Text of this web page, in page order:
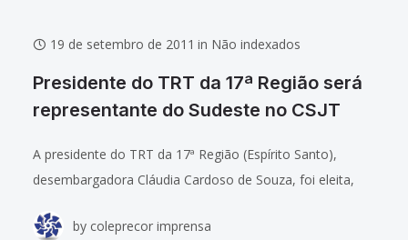
19 de setembro de 2011 in Não indexados
Presidente do TRT da 17ª Região será
representante do Sudeste no CSJT
A presidente do TRT da 17ª Região (Espírito Santo),
desembargadora Cláudia Cardoso de Souza, foi eleita,
Conselho Superior da Justiça do Trabalho (CSJT).
by coleprecor imprensa